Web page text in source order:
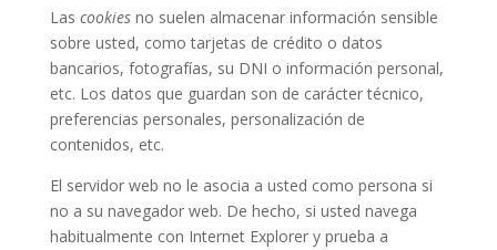
Las cookiesno suelen almacenar información sensible
sobre usted, como tarjetas de crédito o datos
bancarios, fotografías, su DNI o información personal,
etc. Los datos que guardan son de carácter técnico,
preferencias personales, personalización de
contenidos, etc.
El servidor web no le asocia a usted como persona si
no a su navegador web. De hecho, si usted navega
habitualmente con Internet Explorer y prueba a